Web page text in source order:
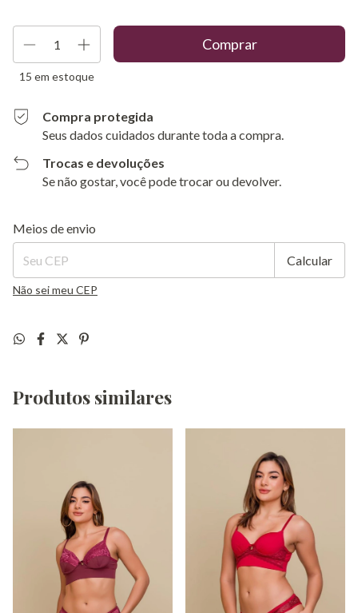
15 em estoque
Compra protegida
Seus dados cuidados durante toda a compra.
Trocas e devoluções
Se não gostar, você pode trocar ou devolver.
Entregas para o CEP:
Meios de envio
Calcular
Não sei meu CEP
Produtos similares